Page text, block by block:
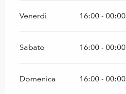
Venerdì 16:00 - 00:00
Sabato 16:00 - 00:00
Domenica 16:00 - 00:00